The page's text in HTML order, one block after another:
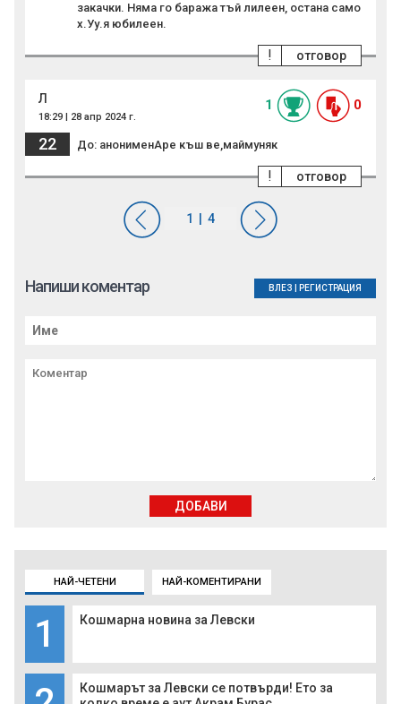
НАЙ-ЧЕТЕНИ НАЙ-КОМЕНТИРАНИ
1 Кошмарна новина за Левски
Кошмарът за Левски се потвърди! Ето за
закачки. Няма го баража тъй лилеен, остана само
х.Уу.я юбилеен.
отговор
!
Л
18:29 | 28 апр 2024 г.
1 0
22 До: анонименАре къш ве,маймуняк
отговор
!
Напиши коментар ВЛЕЗ РЕГИСТРАЦИЯ
ДОБАВИ